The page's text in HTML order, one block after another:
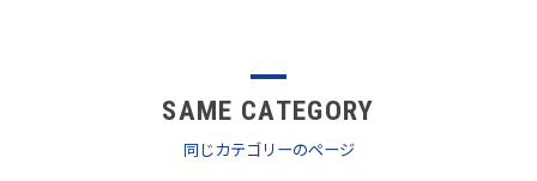
同じカテゴリーのページ
SAME CATEGORY